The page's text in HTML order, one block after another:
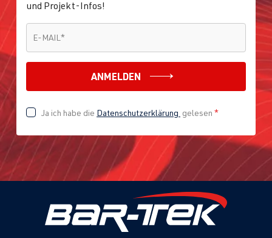
und Projekt-Infos!
E-MAIL *
ANMELDEN
Ja ich habe die Datenschutzerklärung gelesen *